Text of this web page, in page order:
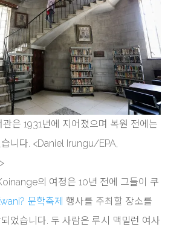
은 1931년에 지어졌으며 복원 전에는
니다. <Daniel Irungu/EPA,
의 여정은 10년 전에 그들이 쿠
문학축제 행사를 주최할 장소를
었습니다. 두 사람은 루시 맥밀런 여사